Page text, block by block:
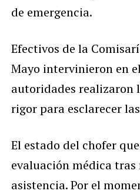
de emergencia.
Efectivos de la
Mayo intervinieron en
autoridades realizaron
rigor para esclarecer
El estado del chofer
evaluación médica
asistencia. Por el